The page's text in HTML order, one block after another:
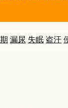
漏尿 失眠 盗汗